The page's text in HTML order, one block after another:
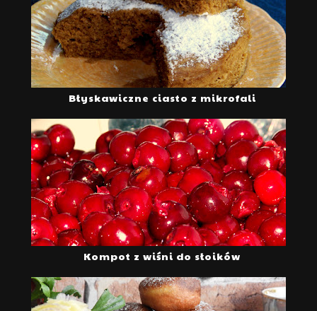
Błyskawiczne ciasto z mikrofali
Kompot z wiśni do słoików